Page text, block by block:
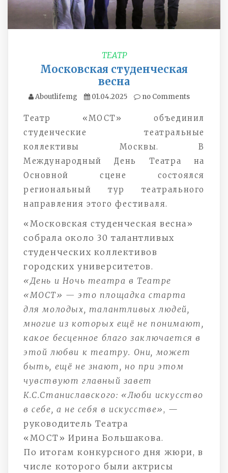
ТЕАТР
Московская студенческая
весна
Aboutlifemg 01.04.2025 no Comments
Театр «МОСТ» объединил
студенческие театральные
коллективы Москвы. В
Международный День Театра на
Основной сцене состоялся
региональный тур театрального
направления этого фестиваля.
«Московская студенческая весна»
собрала около 30 талантливых
студенческих коллективов
городских университетов.
«День и Ночь театра в Театре
«МОСТ» — это площадка старта
для молодых, талантливых людей,
многие из которых ещё не понимают,
какое бесценное благо заключается в
этой любви к театру. Они, может
быть, ещё не знают, но при этом
чувствуют главный завет
К.С.Станиславского: «Люби искусство
в себе, а не себя в искусстве», —
руководитель Театра
«МОСТ» Ирина Большакова.
По итогам конкурсного дня жюри, в
числе которого были актрисы